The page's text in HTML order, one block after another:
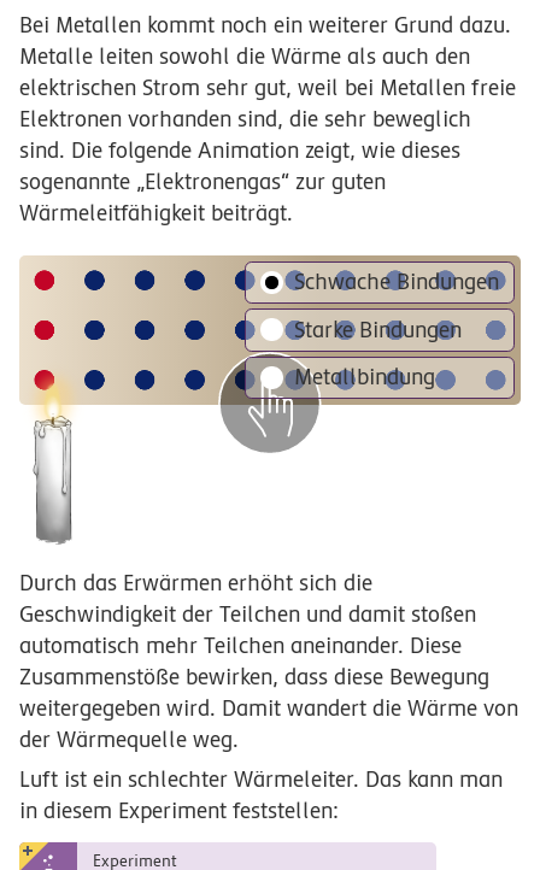
Bei Metallen kommt noch ein weiterer Grund dazu.
Metalle leiten sowohl die Wärme als auch den
elektrischen Strom sehr gut, weil bei Metallen freie
Elektronen vorhanden sind, die sehr beweglich
sind. Die folgende Animation zeigt, wie dieses
sogenannte „Elektronengas“ zur guten
Wärmeleitfähigkeit beiträgt.
Schwache Bindungen
Starke Bindungen
Metallbindung
Durch das Erwärmen erhöht sich die
Geschwindigkeit der Teilchen und damit stoßen
automatisch mehr Teilchen aneinander. Diese
Zusammenstöße bewirken, dass diese Bewegung
weitergegeben wird. Damit wandert die Wärme von
der Wärmequelle weg.
Luft ist ein schlechter Wärmeleiter. Das kann man
in diesem Experiment feststellen:
Experiment